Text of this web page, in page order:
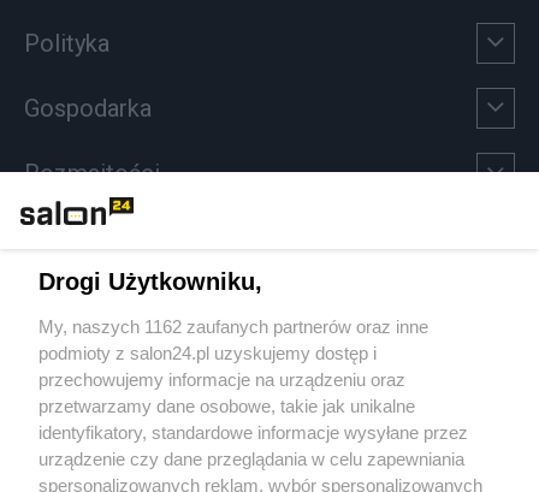
Polityka
Gospodarka
Rozmaitości
Sport
Społeczeństwo
Kultura
Drogi Użytkowniku,
My, naszych 1162 zaufanych partnerów oraz inne
podmioty z salon24.pl uzyskujemy dostęp i
przechowujemy informacje na urządzeniu oraz
przetwarzamy dane osobowe, takie jak unikalne
identyfikatory, standardowe informacje wysyłane przez
urządzenie czy dane przeglądania w celu zapewniania
spersonalizowanych reklam, wybór spersonalizowanych